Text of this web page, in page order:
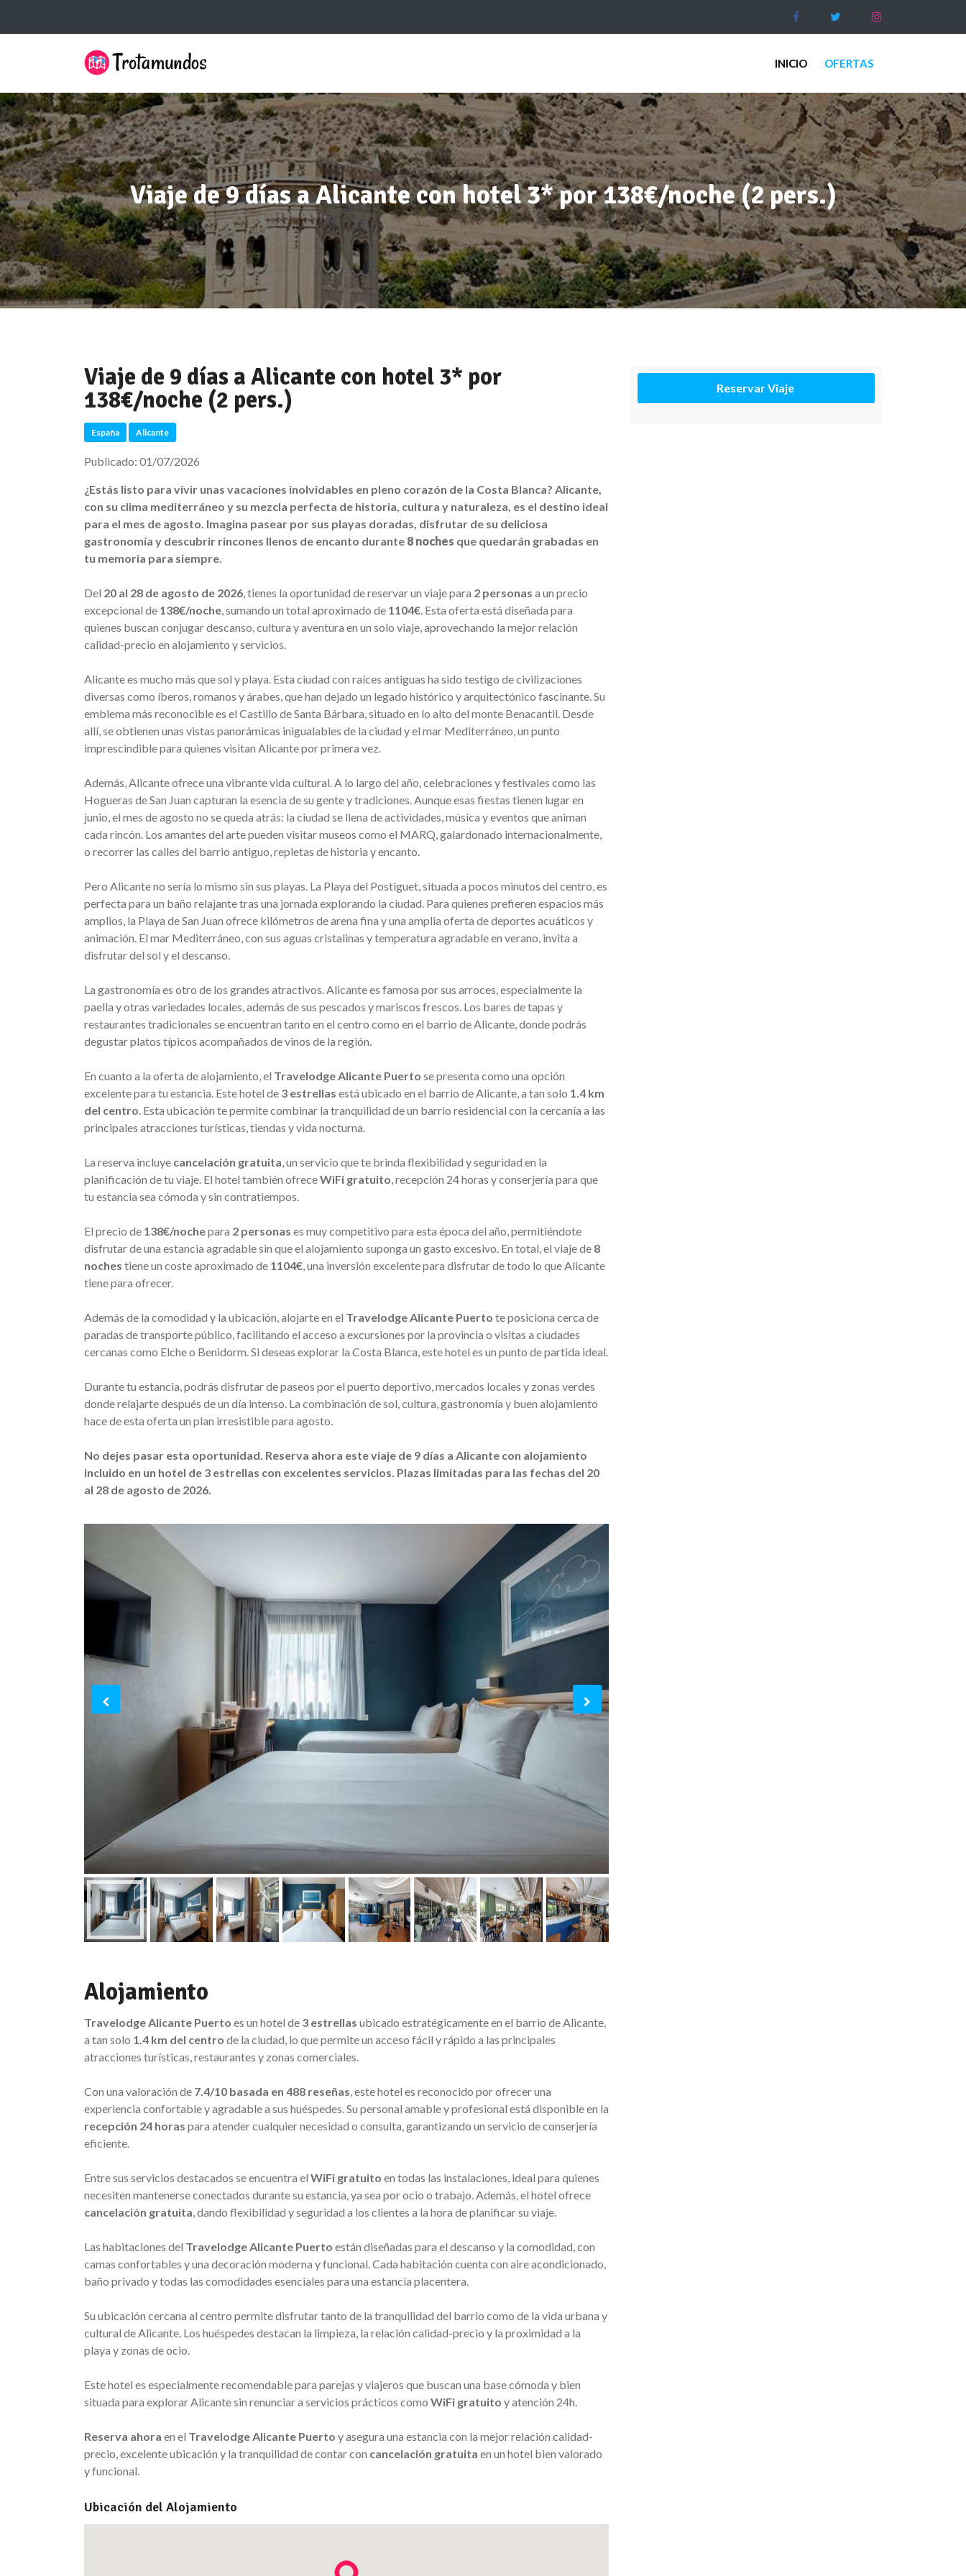
INICIO OFERTAS
Viaje de 9 días a Alicante con hotel 3* por 138€/noche (2 pers.)
Viaje de 9 días a Alicante con hotel 3* por
138€/noche (2 pers.)
España Alicante
Publicado: 01/07/2026
¿Estás listo para vivir unas vacaciones inolvidables en pleno corazón de la Costa Blanca? Alicante,
con su clima mediterráneo y su mezcla perfecta de historia, cultura y naturaleza, es el destino ideal
para el mes de agosto. Imagina pasear por sus playas doradas, disfrutar de su deliciosa
gastronomía y descubrir rincones llenos de encanto durante 8 noches que quedarán grabadas en
tu memoria para siempre.
Del 20 al 28 de agosto de 2026, tienes la oportunidad de reservar un viaje para 2 personas a un precio
excepcional de 138€/noche, sumando un total aproximado de 1104€. Esta oferta está diseñada para
quienes buscan conjugar descanso, cultura y aventura en un solo viaje, aprovechando la mejor relación
calidad-precio en alojamiento y servicios.
Alicante es mucho más que sol y playa. Esta ciudad con raíces antiguas ha sido testigo de civilizaciones
diversas como íberos, romanos y árabes, que han dejado un legado histórico y arquitectónico fascinante. Su
emblema más reconocible es el Castillo de Santa Bárbara, situado en lo alto del monte Benacantil. Desde
allí, se obtienen unas vistas panorámicas inigualables de la ciudad y el mar Mediterráneo, un punto
imprescindible para quienes visitan Alicante por primera vez.
Además, Alicante ofrece una vibrante vida cultural. A lo largo del año, celebraciones y festivales como las
Hogueras de San Juan capturan la esencia de su gente y tradiciones. Aunque esas fiestas tienen lugar en
junio, el mes de agosto no se queda atrás: la ciudad se llena de actividades, música y eventos que animan
cada rincón. Los amantes del arte pueden visitar museos como el MARQ, galardonado internacionalmente,
o recorrer las calles del barrio antiguo, repletas de historia y encanto.
Pero Alicante no sería lo mismo sin sus playas. La Playa del Postiguet, situada a pocos minutos del centro, es
perfecta para un baño relajante tras una jornada explorando la ciudad. Para quienes prefieren espacios más
amplios, la Playa de San Juan ofrece kilómetros de arena fina y una amplia oferta de deportes acuáticos y
animación. El mar Mediterráneo, con sus aguas cristalinas y temperatura agradable en verano, invita a
disfrutar del sol y el descanso.
La gastronomía es otro de los grandes atractivos. Alicante es famosa por sus arroces, especialmente la
paella y otras variedades locales, además de sus pescados y mariscos frescos. Los bares de tapas y
restaurantes tradicionales se encuentran tanto en el centro como en el barrio de Alicante, donde podrás
degustar platos típicos acompañados de vinos de la región.
En cuanto a la oferta de alojamiento, el Travelodge Alicante Puerto se presenta como una opción
excelente para tu estancia. Este hotel de 3 estrellas está ubicado en el barrio de Alicante, a tan solo 1.4 km
del centro. Esta ubicación te permite combinar la tranquilidad de un barrio residencial con la cercanía a las
principales atracciones turísticas, tiendas y vida nocturna.
La reserva incluye cancelación gratuita, un servicio que te brinda flexibilidad y seguridad en la
planificación de tu viaje. El hotel también ofreceWiFi gratuito, recepción 24 horas y conserjería para que
tu estancia sea cómoda y sin contratiempos.
El precio de 138€/nochepara 2 personas es muy competitivo para esta época del año, permitiéndote
disfrutar de una estancia agradable sin que el alojamiento suponga un gasto excesivo. En total, el viaje de 8
noches tiene un coste aproximado de 1104€, una inversión excelente para disfrutar de todo lo que Alicante
tiene para ofrecer.
Además de la comodidad y la ubicación, alojarte en el Travelodge Alicante Puerto te posiciona cerca de
paradas de transporte público, facilitando el acceso a excursiones por la provincia o visitas a ciudades
cercanas como Elche o Benidorm. Si deseas explorar la Costa Blanca, este hotel es un punto de partida ideal.
Durante tu estancia, podrás disfrutar de paseos por el puerto deportivo, mercados locales y zonas verdes
donde relajarte después de un día intenso. La combinación de sol, cultura, gastronomía y buen alojamiento
hace de esta oferta un plan irresistible para agosto.
No dejes pasar esta oportunidad. Reserva ahora este viaje de 9 días a Alicante con alojamiento
incluido en un hotel de 3 estrellas con excelentes servicios. Plazas limitadas para las fechas del 20
al 28 de agosto de 2026.
Alojamiento
Travelodge Alicante Puerto es un hotel de 3 estrellas ubicado estratégicamente en el barrio de Alicante,
a tan solo 1.4 km del centro de la ciudad, lo que permite un acceso fácil y rápido a las principales
atracciones turísticas, restaurantes y zonas comerciales.
Con una valoración de 7.4/10 basada en 488 reseñas, este hotel es reconocido por ofrecer una
experiencia confortable y agradable a sus huéspedes. Su personal amable y profesional está disponible en la
recepción 24 horas para atender cualquier necesidad o consulta, garantizando un servicio de conserjería
eficiente.
Entre sus servicios destacados se encuentra el WiFi gratuito en todas las instalaciones, ideal para quienes
necesiten mantenerse conectados durante su estancia, ya sea por ocio o trabajo. Además, el hotel ofrece
cancelación gratuita, dando flexibilidad y seguridad a los clientes a la hora de planificar su viaje.
Las habitaciones del Travelodge Alicante Puerto están diseñadas para el descanso y la comodidad, con
camas confortables y una decoración moderna y funcional. Cada habitación cuenta con aire acondicionado,
baño privado y todas las comodidades esenciales para una estancia placentera.
Su ubicación cercana al centro permite disfrutar tanto de la tranquilidad del barrio como de la vida urbana y
cultural de Alicante. Los huéspedes destacan la limpieza, la relación calidad-precio y la proximidad a la
playa y zonas de ocio.
Este hotel es especialmente recomendable para parejas y viajeros que buscan una base cómoda y bien
situada para explorar Alicante sin renunciar a servicios prácticos como WiFi gratuito y atención 24h.
Reserva ahora en el Travelodge Alicante Puerto y asegura una estancia con la mejor relación calidad-
precio, excelente ubicación y la tranquilidad de contar con cancelación gratuita en un hotel bien valorado
y funcional.
Ubicación del Alojamiento
Reservar Viaje